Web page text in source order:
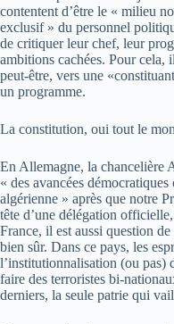
contentent d’être le « milieu
exclusif » du personnel
de critiquer leur chef, leur
ambitions cachées. Pour
peut-être, vers une
un programme.
La constitution, oui tout le
En Allemagne, la chancelière
« des avancées
algérienne » après que notre
tête d’une délégation
France, il est aussi question
bien sûr. Dans ce pays, les
l’institutionnalisation (ou pas)
faire des terroristes bi-
derniers, la seule patrie qui